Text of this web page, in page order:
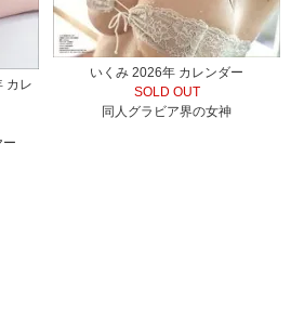
カレ
いくみ 2026年 カレンダー
SOLD OUT
同人グラビア界の女神